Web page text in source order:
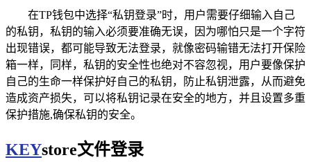
在TP钱包中选择“私钥登录”时，用户需要仔细输入自己
的私钥，私钥的输入必须要准确无误，因为哪怕只是一个字符
出现错误，都可能导致无法登录，就像密码输错无法打开保险
箱一样，同样，私钥的安全性也绝对不容忽视，用户要像保护
自己的生命一样保护好自己的私钥，防止私钥泄露，从而避免
造成资产损失，可以将私钥记录在安全的地方，并且设置多重
保护措施,确保私钥的安全。
KEYstore文件登录